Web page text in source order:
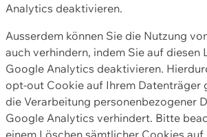
Analytics deaktivieren.
Ausserdem können Sie die Nutzung
auch verhindern, indem Sie auf diesen
Google Analytics deaktivieren.
opt-out Cookie auf Ihrem Datenträger
die Verarbeitung personenbezogener
Google Analytics verhindert. Bitte